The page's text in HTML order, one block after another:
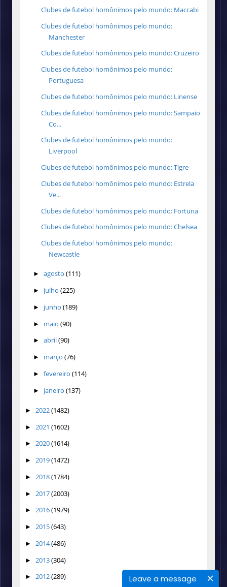
Leave a message
Clubes de futebol homônimos pelo mundo: Maccabi
Clubes de futebol homônimos pelo mundo:
Manchester
Clubes de futebol homônimos pelo mundo: Cruzeiro
Clubes de futebol homônimos pelo mundo:
Portuguesa
Clubes de futebol homônimos pelo mundo: Linense
Clubes de futebol homônimos pelo mundo: Sampaio
Co...
Clubes de futebol homônimos pelo mundo:
Liverpool
Clubes de futebol homônimos pelo mundo: Tigre
Clubes de futebol homônimos pelo mundo: Estrela
Ve...
Clubes de futebol homônimos pelo mundo: Fortuna
Clubes de futebol homônimos pelo mundo: Chelsea
Clubes de futebol homônimos pelo mundo:
Newcastle
► agosto (111)
► julho (225)
► junho (189)
► maio (90)
► abril(90)
► março (76)
► fevereiro (114)
► janeiro (137)
► 2022(1482)
► 2021 (1602)
► 2020(1614)
► 2019(1472)
► 2018(1784)
► 2017(2003)
► 2016(1979)
► 2015(643)
► 2014(486)
► 2013(304)
► 2012(289)